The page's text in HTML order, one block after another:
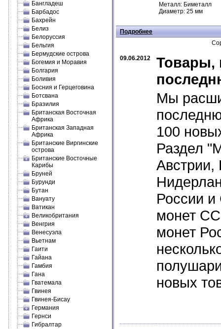
Бангладеш
Барбадос
Бахрейн
Белиз
Белоруссия
Бельгия
Бермудские острова
Богемия и Моравия
Болгария
Боливия
Босния и Герцеговина
Ботсвана
Бразилия
Британская Восточная
Африка
Британская Западная
Африка
Британские Виргинские
острова
Британские Восточные
Карибы
Бруней
Бурунди
Бутан
Вануату
Ватикан
Великобритания
Венгрия
Венесуэла
Вьетнам
Гаити
Гайана
Гамбия
Гана
Гватемала
Гвинея
Гвинея-Бисау
Германия
Гернси
Гибралтар
Металл: Биметалл
Диаметр: 25 мм
Подробнее
09.06.2012
Товары,
Мы
100
Раздел
Австрии,
России
монет
монет
новых